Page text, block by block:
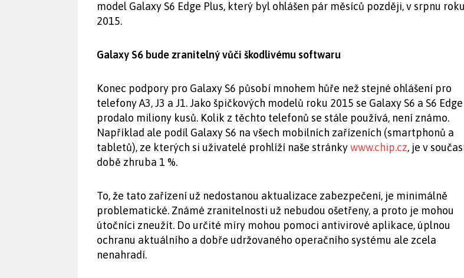
model Galaxy S6 Edge Plus, který byl ohlášen pár měsíců později, v srpnu roku
2015.
Galaxy S6 bude zranitelný vůči škodlivému softwaru
Konec podpory pro Galaxy S6 působí mnohem hůře než stejné ohlášení pro
telefony A3, J3 a J1. Jako špičkových modelů roku 2015 se Galaxy S6 a S6 Edge
prodalo miliony kusů. Kolik z těchto telefonů se stále používá, není známo.
Například ale podíl Galaxy S6 na všech mobilních zařízeních (smartphonů a
tabletů), ze kterých si uživatelé prohlíží naše stránkywww.chip.cz, je v
době zhruba 1 %.
To, že tato zařízení už nedostanou aktualizace zabezpečení, je minimálně
problematické. Známé zranitelnosti už nebudou ošetřeny, a proto je mohou
útočníci zneužít. Do určité míry mohou pomoci antivirové aplikace, úplnou
ochranu aktuálního a dobře udržovaného operačního systému ale zcela
nenahradí.